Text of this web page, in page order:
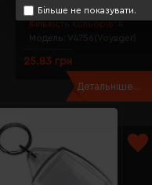
Більше не показувати.
Кількість кольорів: 4
Модель:
V4756(Voyager)
25.83 грн
Детальніше...